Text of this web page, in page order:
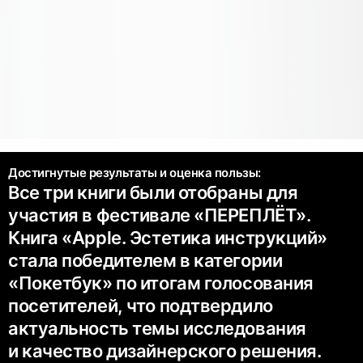
Достигнутые результаты и оценка пользы:
Все три книги были отобраны для
участия в фестивале «ПЕРЕПЛЁТ».
Книга «Apple. Эстетика инструкций»
стала победителем в категории
«Покетбук» по итогам голосования
посетителей, что подтвердило
актуальность темы исследования
и качество дизайнерского решения.